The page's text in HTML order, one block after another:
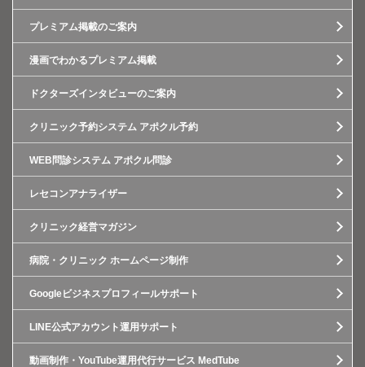
プレミアム掲載のご案内
漫画でわかるプレミアム掲載
ドクターズインタビューのご案内
クリニック予約システム アポクル予約
WEB問診システム アポクル問診
レセコンアナライザー
クリニック経営マガジン
病院・クリニック ホームページ制作
Googleビジネスプロフィールサポート
LINE公式アカウント運用サポート
動画制作・YouTube運用代行サービス MedTube